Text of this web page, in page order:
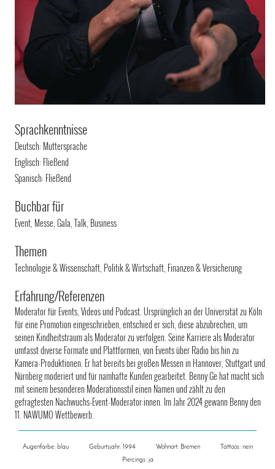
Sprachkenntnisse
Deutsch: Muttersprache
Englisch: Fließend
Spanisch: Fließend
Buchbar für
Event, Messe, Gala, Talk, Business
Themen
Technologie & Wissenschaft, Politik & Wirtschaft, Finanzen & Versicherung
Erfahrung/Referenzen
Moderator für Events, Videos und Podcast. Ursprünglich an der Universität zu Köln
für eine Promotion eingeschrieben, entschied er sich, diese abzubrechen, um
seinen Kindheitstraum als Moderator zu verfolgen. Seine Karriere als Moderator
umfasst diverse Formate und Plattformen, von Events über Radio bis hin zu
Kamera-Produktionen. Er hat bereits bei großen Messen in Hannover, Stuttgart und
Nürnberg moderiert und für namhafte Kunden gearbeitet. Benny Ge hat macht sich
mit seinem besonderen Moderationsstil einen Namen und zählt zu den
gefragtesten Nachwuchs-Event-Moderator:innen. Im Jahr 2024 gewann Benny den
11. NAWUMO Wettbewerb.
Augenfarbe: blau Geburtsjahr: 1994 Wohnort: Bremen
Tattoos: nein
Piercings: ja